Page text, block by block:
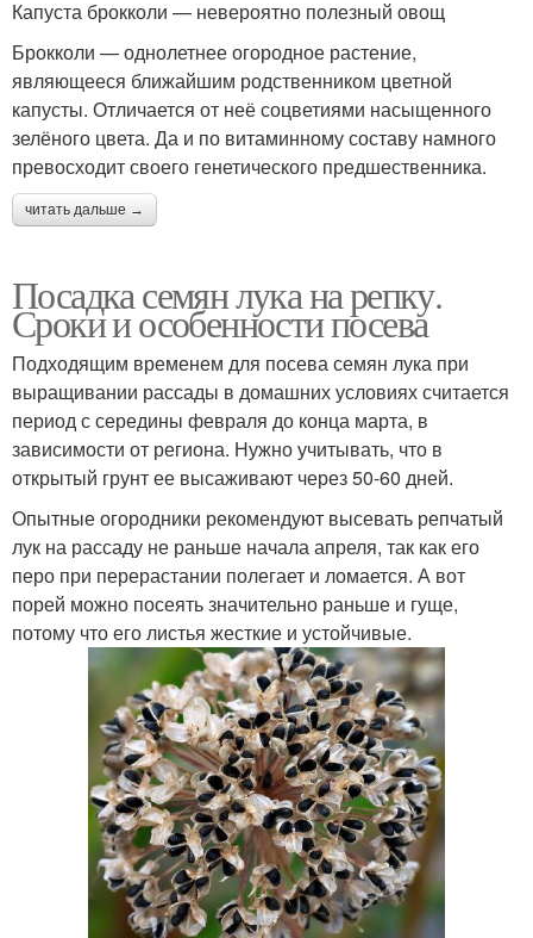
Капуста брокколи — невероятно полезный овощ
Брокколи — однолетнее огородное растение,
являющееся ближайшим родственником цветной
капусты. Отличается от неё соцветиями насыщенного
зелёного цвета. Да и по витаминному составу намного
превосходит своего генетического предшественника.
читать дальше →
Посадка семян лука на репку.
Сроки и особенности посева
Подходящим временем для посева семян лука при
выращивании рассады в домашних условиях считается
период с середины февраля до конца марта, в
зависимости от региона. Нужно учитывать, что в
открытый грунт ее высаживают через 50-60 дней.
Опытные огородники рекомендуют высевать репчатый
лук на рассаду не раньше начала апреля, так как его
перо при перерастании полегает и ломается. А вот
порей можно посеять значительно раньше и гуще,
потому что его листья жесткие и устойчивые.